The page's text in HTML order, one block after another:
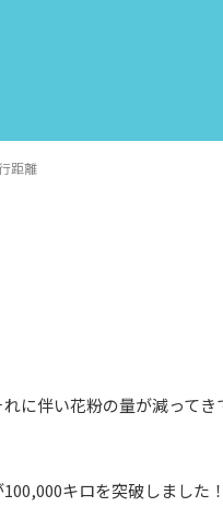
距離
に伴い花粉の量が減ってき
キロを突破しました